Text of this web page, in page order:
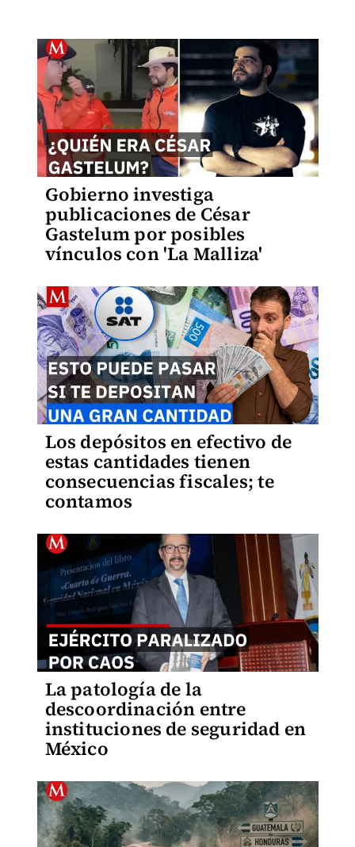
Gobierno investiga
publicaciones de César
Gastelum por posibles
vínculos con 'La Malliza'
Los depósitos en efectivo de
estas cantidades tienen
consecuencias fiscales; te
contamos
La patología de la
descoordinación entre
instituciones de seguridad en
México